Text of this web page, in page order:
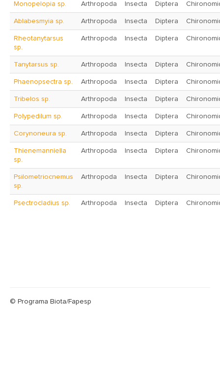
Monopelopia sp. Arthropoda Insecta Diptera
Ablabesmyia sp. Arthropoda Insecta Diptera
Rheotanytarsus
sp.
Arthropoda Insecta Diptera
Tanytarsus sp. Arthropoda Insecta Diptera
Phaenopsectra sp. Arthropoda Insecta Diptera
Tribelos sp. Arthropoda Insecta Diptera
Polypedilum sp. Arthropoda Insecta Diptera
Corynoneura sp. Arthropoda Insecta Diptera
Thienemanniella
sp.
Arthropoda Insecta Diptera
Psilometriocnemus
sp.
Arthropoda Insecta Diptera
Psectrocladius sp. Arthropoda Insecta Diptera
© Programa Biota/Fapesp